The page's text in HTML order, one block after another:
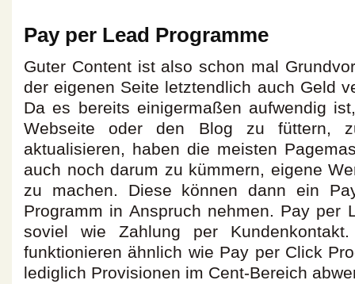
Pay per Lead Programme
Guter Content ist also schon mal
der eigenen Seite letztendlich auch Geld
Da es bereits einigermaßen aufwendig
Webseite oder den Blog zu füttern,
aktualisieren, haben die meisten
auch noch darum zu kümmern, eigene
zu machen. Diese können dann ein
Programm in Anspruch nehmen. Pay per
soviel wie Zahlung per
funktionieren ähnlich wie Pay per Click
lediglich Provisionen im Cent-Bereich